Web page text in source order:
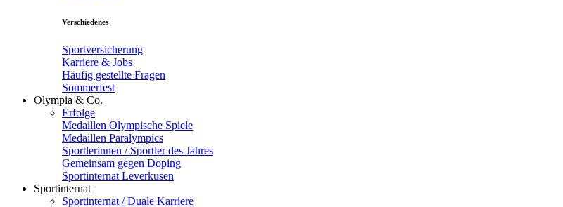
Verschiedenes
Sportversicherung
Karriere & Jobs
Häufig gestellte Fragen
Sommerfest
Olympia & Co.
Erfolge
Medaillen Olympische Spiele
Medaillen Paralympics
Sportlerinnen / Sportler des Jahres
Gemeinsam gegen Doping
Sportinternat Leverkusen
Sportinternat
Sportinternat / Duale Karriere